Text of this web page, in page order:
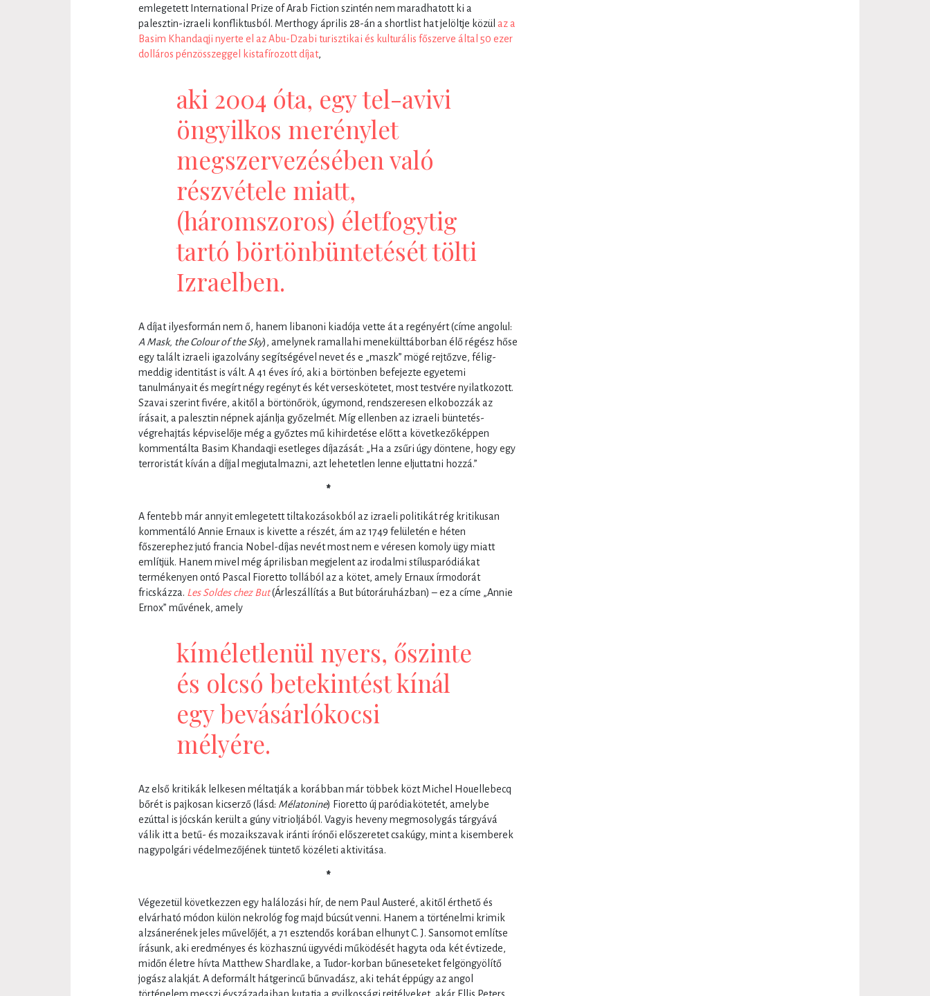
emlegetett International Prize of Arab Fiction szintén nem maradhatott ki a
palesztin-izraeli konfliktusból. Merthogy április 28-án a shortlist hat jelöltje közül az a
Basim Khandaqji nyerte el az Abu-Dzabi turisztikai és kulturális főszerve által 50 ezer
dolláros pénzösszeggel kistafírozott díjat,
aki 2004 óta, egy tel-avivi
öngyilkos merénylet
megszervezésében való
részvétele miatt,
(háromszoros) életfogytig
tartó börtönbüntetését tölti
Izraelben.
A díjat ilyesformán nem ő, hanem libanoni kiadója vette át a regényért (címe angolul:
A Mask, the Colour of the Sky), amelynek ramallahi menekülttáborban élő régész hőse
egy talált izraeli igazolvány segítségével nevet és e „maszk” mögé rejtőzve, félig-
meddig identitást is vált. A 41 éves író, aki a börtönben befejezte egyetemi
tanulmányait és megírt négy regényt és két verseskötetet, most testvére nyilatkozott.
Szavai szerint fivére, akitől a börtönőrök, úgymond, rendszeresen elkobozzák az
írásait, a palesztin népnek ajánlja győzelmét. Míg ellenben az izraeli büntetés-
végrehajtás képviselője még a győztes mű kihirdetése előtt a következőképpen
kommentálta Basim Khandaqji esetleges díjazását: „Ha a zsűri úgy döntene, hogy egy
terroristát kíván a díjjal megjutalmazni, azt lehetetlen lenne eljuttatni hozzá.”
*
A fentebb már annyit emlegetett tiltakozásokból az izraeli politikát rég kritikusan
kommentáló Annie Ernaux is kivette a részét, ám az 1749 felületén e héten
főszerephez jutó francia Nobel-díjas nevét most nem e véresen komoly ügy miatt
említjük. Hanem mivel még áprilisban megjelent az irodalmi stílusparódiákat
termékenyen ontó Pascal Fioretto tollából az a kötet, amely Ernaux írmodorát
fricskázza. Les Soldes chez But(Árleszállítás a But bútoráruházban) – ez a címe „Annie
Ernox” művének, amely
kíméletlenül nyers, őszinte
és olcsó betekintést kínál
egy bevásárlókocsi
mélyére.
Az első kritikák lelkesen méltatják a korábban már többek közt Michel Houellebecq
bőrét is pajkosan kicserző (lásd: Mélatonine) Fioretto új paródiakötetét, amelybe
ezúttal is jócskán került a gúny vitrioljából. Vagyis heveny megmosolygás tárgyává
válik itt a betű- és mozaikszavak iránti írónői előszeretet csakúgy, mint a kisemberek
nagypolgári védelmezőjének tüntető közéleti aktivitása.
*
Végezetül következzen egy halálozási hír, de nem Paul Austeré, akitől érthető és
elvárható módon külön nekrológ fog majd búcsút venni. Hanem a történelmi krimik
alzsánerének jeles művelőjét, a 71 esztendős korában elhunyt C. J. Sansomot említse
írásunk, aki eredményes és közhasznú ügyvédi működését hagyta oda két évtizede,
midőn életre hívta Matthew Shardlake, a Tudor-korban bűneseteket felgöngyölítő
jogász alakját. A deformált hátgerincű bűnvadász, aki tehát éppúgy az angol